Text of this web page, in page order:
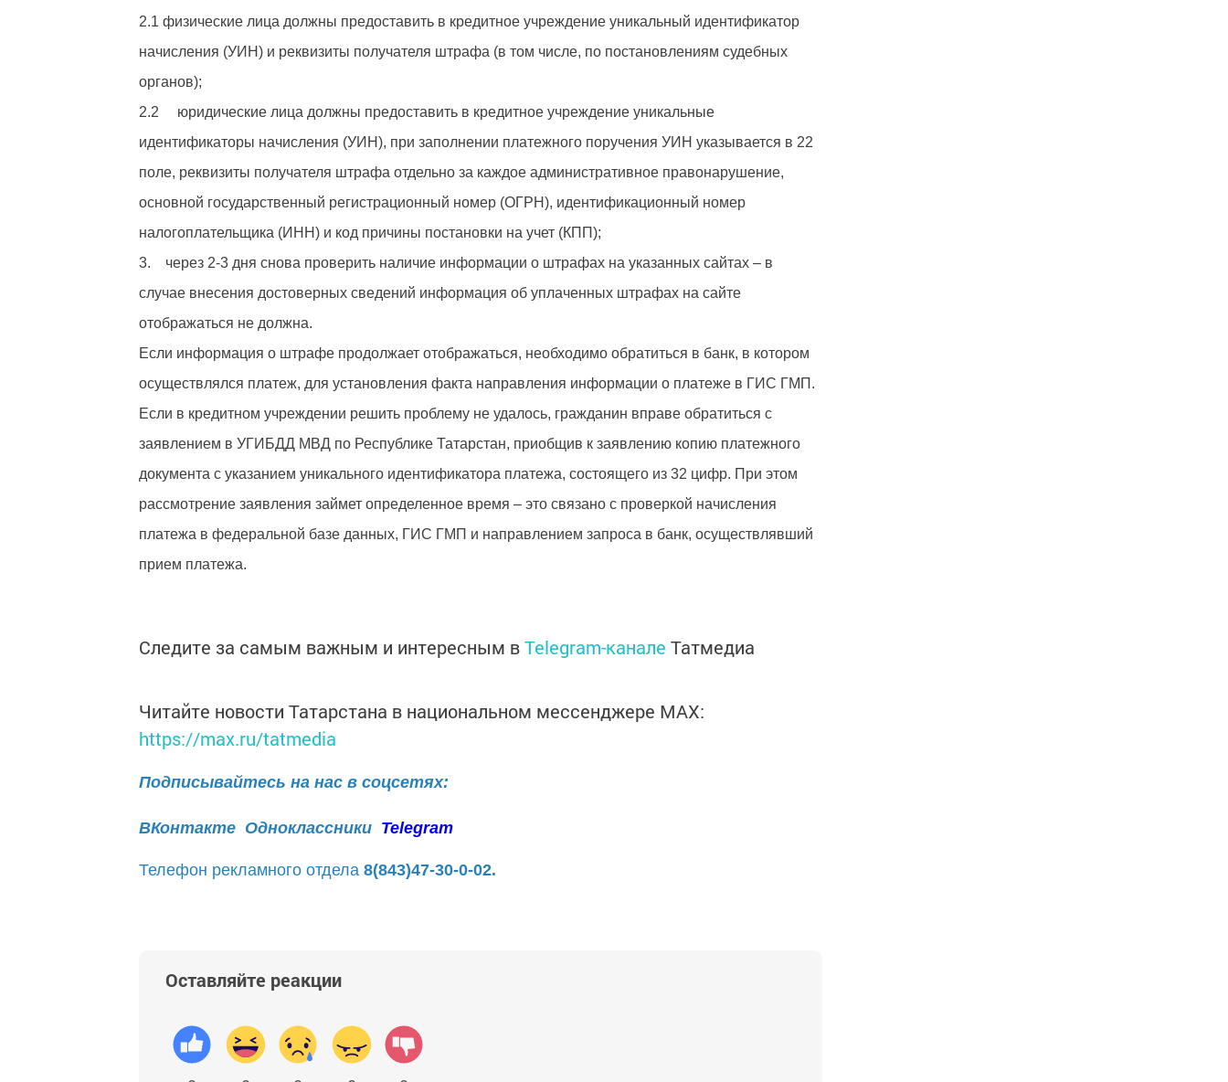
2.1 физические лица должны предоставить в кредитное учреждение уникальный идентификатор
начисления (УИН) и реквизиты получателя штрафа (в том числе, по постановлениям судебных
органов);
2.2 юридические лица должны предоставить в кредитное учреждение уникальные
идентификаторы начисления (УИН), при заполнении платежного поручения УИН указывается в 22
поле, реквизиты получателя штрафа отдельно за каждое административное правонарушение,
основной государственный регистрационный номер (ОГРН), идентификационный номер
налогоплательщика (ИНН) и код причины постановки на учет (КПП);
3. через 2-3 дня снова проверить наличие информации о штрафах на указанных сайтах – в
случае внесения достоверных сведений информация об уплаченных штрафах на сайте
отображаться не должна.
Если информация о штрафе продолжает отображаться, необходимо обратиться в банк, в котором
осуществлялся платеж, для установления факта направления информации о платеже в ГИС ГМП.
Если в кредитном учреждении решить проблему не удалось, гражданин вправе обратиться с
заявлением в УГИБДД МВД по Республике Татарстан, приобщив к заявлению копию платежного
документа с указанием уникального идентификатора платежа, состоящего из 32 цифр. При этом
рассмотрение заявления займет определенное время – это связано с проверкой начисления
платежа в федеральной базе данных, ГИС ГМП и направлением запроса в банк, осуществлявший
прием платежа.
Следите за самым важным и интересным вTelegram-канале Татмедиа
Читайте новости Татарстана в национальном мессенджере MАХ:
https://max.ru/tatmedia
Подписывайтесь на нас в соцсетях:
ВКонтакте Одноклассники Telegram
Телефон рекламного отдела 8(843)47-30-0-02.
Оставляйте реакции